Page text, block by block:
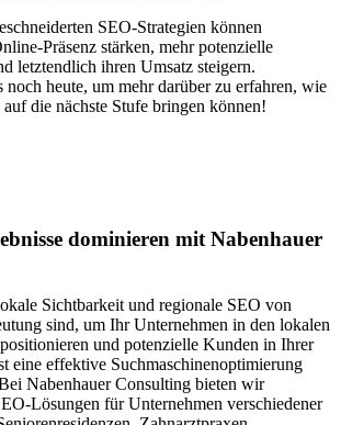
SEO-Strategien können
Präsenz stärken, mehr potenzielle
letztendlich ihren Umsatz steigern.
noch heute, um mehr darüber zu erfahren, wie
die nächste Stufe bringen können!
dominieren mit Nabenhauer
Sichtbarkeit und regionale SEO von
sind, um Ihr Unternehmen in den lokalen
und potenzielle Kunden in Ihrer
eine effektive Suchmaschinenoptimierung
Nabenhauer Consulting bieten wir
Lösungen für Unternehmen verschiedener